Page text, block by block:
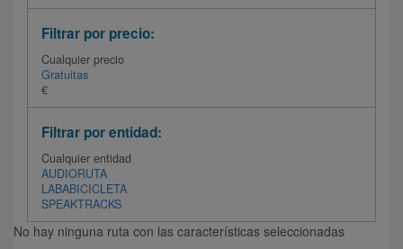
Filtrar por precio:
Cualquier precio
Gratuitas
€
Filtrar por entidad:
Cualquier entidad
AUDIORUTA
LABABICICLETA
SPEAKTRACKS
No hay ninguna ruta con las características seleccionadas